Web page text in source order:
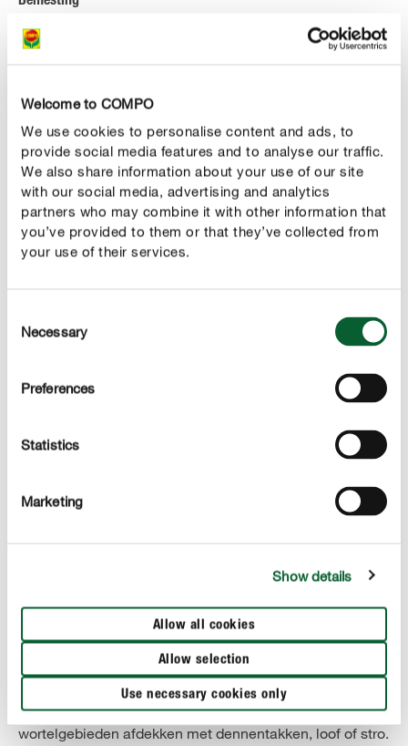
Welcome to COMPO
We use cookies to personalise content and ads, to
provide social media features and to analyse our traffic.
We also share information about your use of our site
with our social media, advertising and analytics
partners who may combine it with other information that
you’ve provided to them or that they’ve collected from
your use of their services.
Selection
Necessary
Preferences
Statistics
Marketing
Show details
Allow all cookies
Allow selection
Use necessary cookies only
De delicate bloemen van de herfstanemonen kunnen
zich, vooral wanneer je meststof toedient, prachtig
je gebruik maken van zowel compost als van langzaam
werkende meststof voor vaste planten, die zorgt voor
goede veerkracht en een lang aanhoudende
bloemenpracht. Voor herfstanemonen in potten is een
organische meststof de beste keuze. Door de speciale
wateropslagcapaciteit van deze mestkorrels wordt de
grond losser en wordt de vorming van humus bevorderd.
meteen verwijderen. Na de bloei in de winter kan je dan
jonge herfstanemonen wordt het aanbevolen de plant in
het voorjaar, kort voor het uitlopen, terug te snoeien.
Vermeerderen
de worteluitlopers. Als je hierbij wil helpen, kan je de
plant in het voorjaar vermeerderen via het scheuren of
gewond kunnen raken, moet je voorzichtig zijn bij het in
Maatregelen in de winter
In de eerste twee jaar na het planten, maar ook op zeer
koude locaties, raden we je aan om je herfstanemonen
tegen de kou te beschermen. Voor dit doel kan je de
wortelgebieden afdekken met dennentakken, loof of stro.